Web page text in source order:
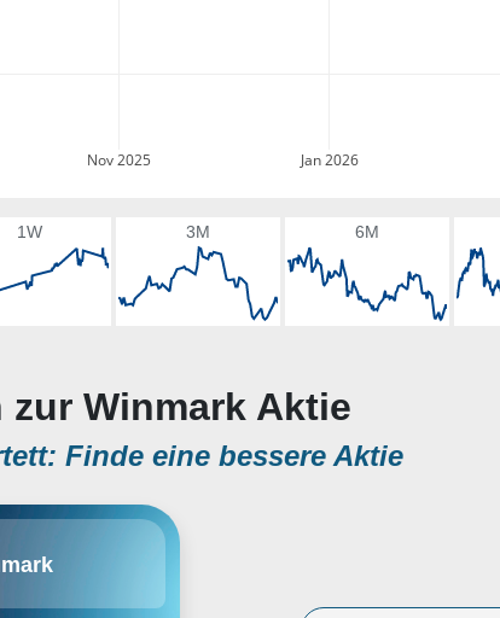
Nov 2025 Jan 2026
1W 3M 6M
Winmark Aktie
Finde eine bessere Aktie
value-oriented
trade gently used